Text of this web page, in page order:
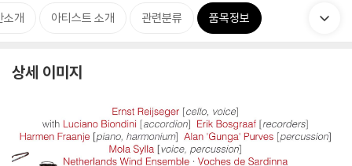
소개 아티스트 소개 관련분류 품목정보
상세 이미지